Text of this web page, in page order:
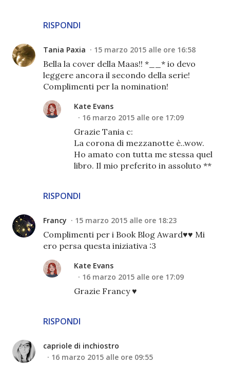
RISPONDI
Tania Paxia 15 marzo 2015 alle ore 16:58
Bella la cover della Maas!! *__* io devo
leggere ancora il secondo della serie!
Complimenti per la nomination!
RISPONDI
Kate Evans
16 marzo 2015 alle ore 17:09
Grazie Tania c:
La corona di mezzanotte è..wow.
Ho amato con tutta me stessa quel
libro. Il mio preferito in assoluto **
Francy 15 marzo 2015 alle ore 18:23
Complimenti per i Book Blog Award♥♥ Mi
ero persa questa iniziativa :3
RISPONDI
Kate Evans
16 marzo 2015 alle ore 17:09
Grazie Francy ♥
capriole di inchiostro
16 marzo 2015 alle ore 09:55